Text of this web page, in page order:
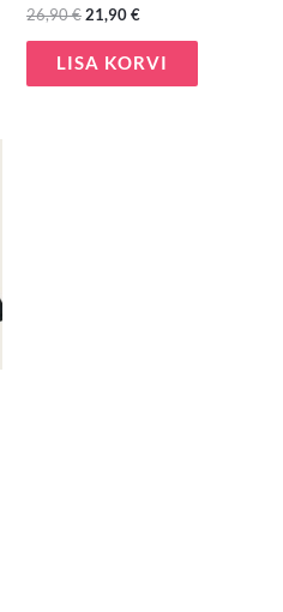
26,90€21,90€
LISA KORVI